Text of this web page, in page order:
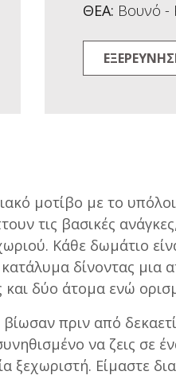
ΘΕΑ: Βουνό -
μοτίβο με το
τις βασικές
Κάθε δωμάτιο
δίνοντας
δύο άτομα ενώ
πριν από
να ζεις σε
ξεχωριστή. Είμαστε